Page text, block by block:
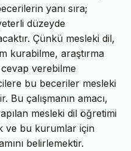
yanı sıra;
düzeyde
Çünkü mesleki dil,
kurabilme, araştırma
verebilme
bu beceriler mesleki
Bu çalışmanın amacı,
mesleki dil öğretimi
ve bu kurumlar için
belirlemektir.